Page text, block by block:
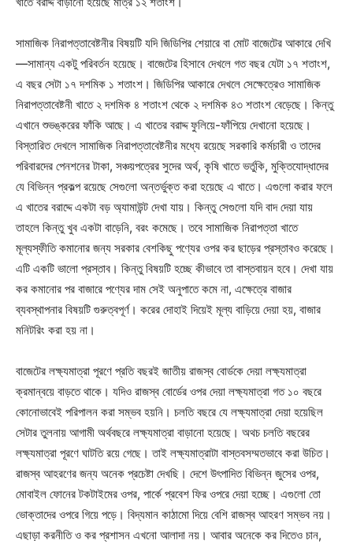
সামাজিক নিরাপত্তাবেষ্টনীর বিষয়টি যদি জিডিপির শেয়ারে বা মোট বাজেটের আকারে দেখি
—সামান্য একটু পরিবর্তন হয়েছে। বাজেটের হিসাবে দেখলে গত বছর যেটা ১৭ শতাংশ,
এ বছর সেটা ১৭ দশমিক ১ শতাংশ। জিডিপির আকারে দেখলে সেক্ষেত্রেও সামাজিক
নিরাপত্তাবেষ্টনী খাতে ২ দশমিক ৪ শতাংশ থেকে ২ দশমিক ৪৩ শতাংশ বেড়েছে। কিন্তু
এখানে শুভঙ্করের ফাঁকি আছে। এ খাতের বরাদ্দ ফুলিয়ে-ফাঁপিয়ে দেখানো হয়েছে।
বিস্তারিত দেখলে সামাজিক নিরাপত্তাবেষ্টনীর মধ্যে রয়েছে সরকারি কর্মচারী ও তাদের
পরিবারদের পেনশনের টাকা, সঞ্চয়পত্রের সুদের অর্থ, কৃষি খাতে ভর্তুকি, মুক্তিযোদ্ধাদের
যে বিভিন্ন প্রকল্প রয়েছে সেগুলো অন্তর্ভুক্ত করা হয়েছে এ খাতে। এগুলো করার ফলে
এ খাতের বরাদ্দে একটা বড় অ্যামাউন্ট দেখা যায়। কিন্তু সেগুলো যদি বাদ দেয়া যায়
তাহলে কিন্তু খুব একটা বাড়েনি, বরং কমেছে। তবে সামাজিক নিরাপত্তা খাতে
মূল্যস্ফীতি কমানোর জন্য সরকার বেশকিছু পণ্যের ওপর কর ছাড়ের প্রস্তাবও করেছে।
এটি একটি ভালো প্রস্তাব। কিন্তু বিষয়টি হচ্ছে কীভাবে তা বাস্তবায়ন হবে। দেখা যায়
কর কমানোর পর বাজারে পণ্যের দাম সেই অনুপাতে কমে না, এক্ষেত্রে বাজার
ব্যবস্থাপনার বিষয়টি গুরুত্বপূর্ণ। করের দোহাই দিয়েই মূল্য বাড়িয়ে দেয়া হয়, বাজার
মনিটরিং করা হয় না।
বাজেটের লক্ষ্যমাত্রা পূরণে প্রতি বছরই জাতীয় রাজস্ব বোর্ডকে দেয়া লক্ষ্যমাত্রা
ক্রমান্বয়ে বাড়তে থাকে। যদিও রাজস্ব বোর্ডের ওপর দেয়া লক্ষ্যমাত্রা গত ১০ বছরে
কোনোভাবেই পরিপালন করা সম্ভব হয়নি। চলতি বছরে যে লক্ষ্যমাত্রা দেয়া হয়েছিল
সেটার তুলনায় আগামী অর্থবছরে লক্ষ্যমাত্রা বাড়ানো হয়েছে। অথচ চলতি বছরের
লক্ষ্যমাত্রা পূরণে ঘাটতি রয়ে গেছে। তাই লক্ষ্যমাত্রাটা বাস্তবসম্মতভাবে করা উচিত।
রাজস্ব আহরণের জন্য অনেক প্রচেষ্টা দেখছি। দেশে উৎপাদিত বিভিন্ন জুসের ওপর,
মোবাইল ফোনের টকটাইমের ওপর, পার্কে প্রবেশ ফির ওপরে দেয়া হচ্ছে। এগুলো তো
ভোক্তাদের ওপরে গিয়ে পড়ে। বিদ্যমান কাঠামো দিয়ে বেশি রাজস্ব আহরণ সম্ভব নয়।
এছাড়া করনীতি ও কর প্রশাসন এখনো আলাদা নয়। আবার অনেকে কর দিতেও চান,